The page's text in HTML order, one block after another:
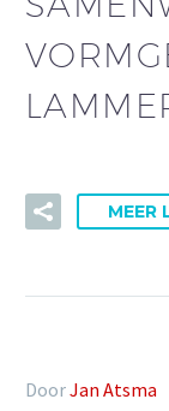
MEER
DoorJan Atsma